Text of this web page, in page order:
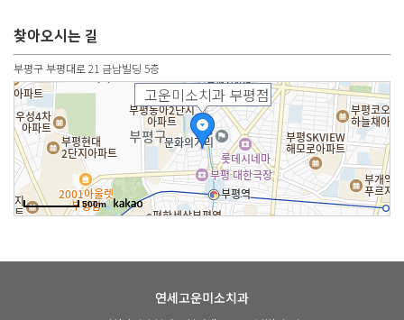
찾아오시는 길
부평구 부평대로 21 금남빌딩 5층
고운미소치과 부평점
500m
연세고운미소치과